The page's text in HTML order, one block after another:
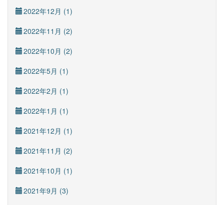
2022年12月 (1)
2022年11月 (2)
2022年10月 (2)
2022年5月 (1)
2022年2月 (1)
2022年1月 (1)
2021年12月 (1)
2021年11月 (2)
2021年10月 (1)
2021年9月 (3)